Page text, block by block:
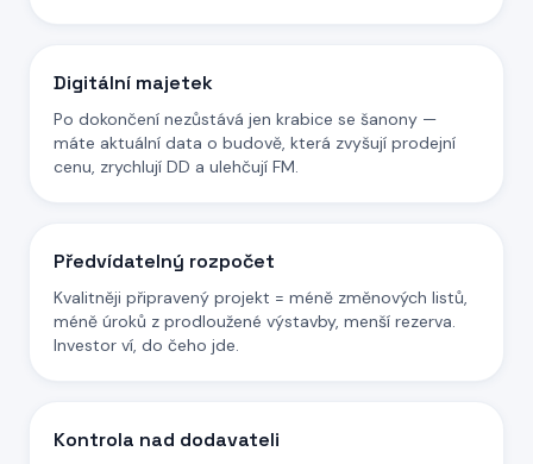
Digitální majetek
Po dokončení nezůstává jen krabice se šanony —
máte aktuální data o budově, která zvyšují prodejní
cenu, zrychlují DD a ulehčují FM.
Předvídatelný rozpočet
Kvalitněji připravený projekt = méně změnových listů,
méně úroků z prodloužené výstavby, menší rezerva.
Investor ví, do čeho jde.
Kontrola nad dodavateli